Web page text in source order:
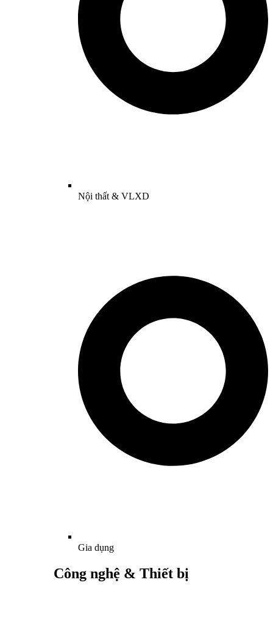
Nội thất & VLXD
Gia dụng
Công nghệ & Thiết bị